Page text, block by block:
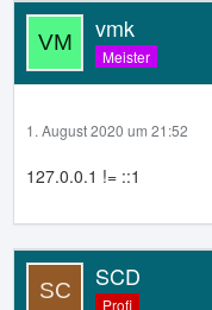
vmk
Meister
1. August 2020 um 21:52
127.0.0.1 != ::1
SCD
Profi